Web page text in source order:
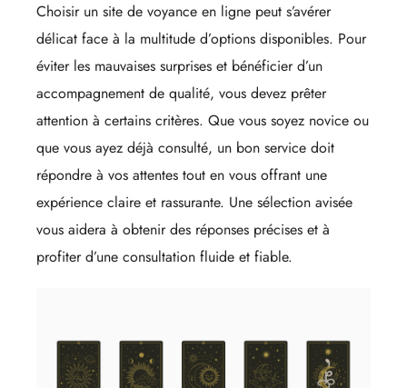
Choisir un site de voyance en ligne peut s’avérer
délicat face à la multitude d’options disponibles. Pour
éviter les mauvaises surprises et bénéficier d’un
accompagnement de qualité, vous devez prêter
attention à certains critères. Que vous soyez novice ou
que vous ayez déjà consulté, un bon service doit
répondre à vos attentes tout en vous offrant une
expérience claire et rassurante. Une sélection avisée
vous aidera à obtenir des réponses précises et à
profiter d’une consultation fluide et fiable.